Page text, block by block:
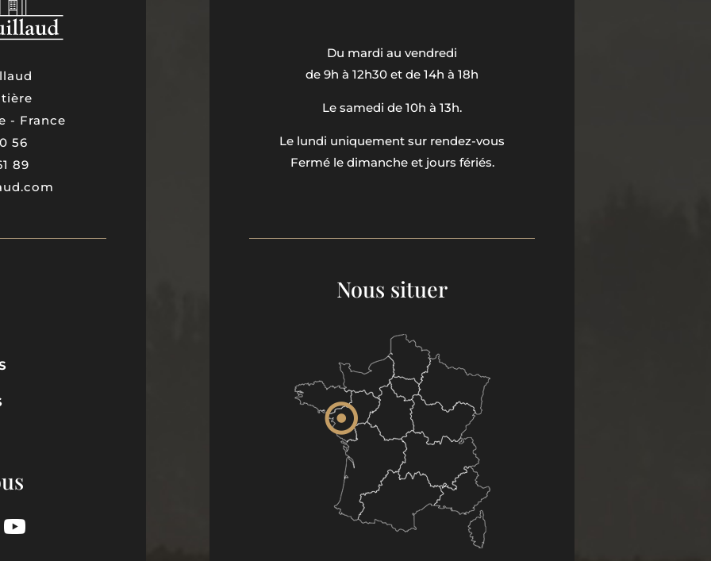
- France
56
89
Du mardi au vendredi
de 9h à 12h30 et de 14h à 18h
Le samedi de 10h à 13h.
Le lundi uniquement sur rendez-vous
Fermé le dimanche et jours fériés.
Nous situer